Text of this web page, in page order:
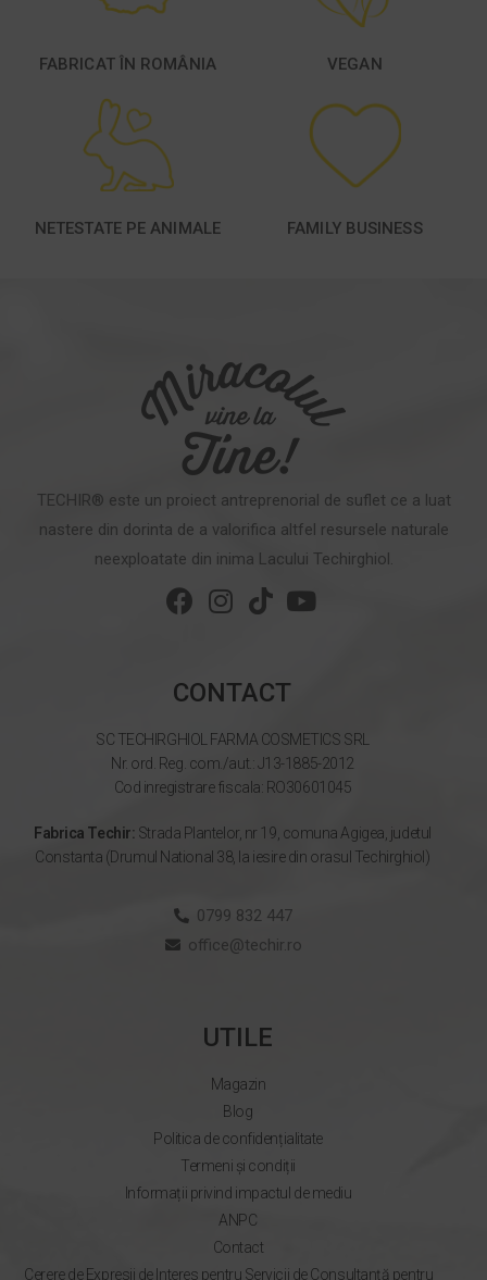
FABRICAT ÎN ROMÂNIA VEGAN
NETESTATE PE ANIMALE FAMILY BUSINESS
TECHIR® este un proiect antreprenorial de suflet ce a luat
nastere din dorinta de a valorifica altfel resursele naturale
neexploatate din inima Lacului Techirghiol.
CONTACT
SC TECHIRGHIOL FARMA COSMETICS SRL
Nr. ord. Reg. com./aut.: J13-1885-2012
Cod inregistrare fiscala: RO30601045
Fabrica Techir: Strada Plantelor, nr 19, comuna Agigea, judetul
Constanta (Drumul National 38, la iesire din orasul Techirghiol)
0799 832 447
office@techir.ro
UTILE
Magazin
Blog
Politica de confidențialitate
Termeni și condiții
Informații privind impactul de mediu
ANPC
Contact
Cerere de Expresii de Interes pentru Servicii de Consultanță pentru